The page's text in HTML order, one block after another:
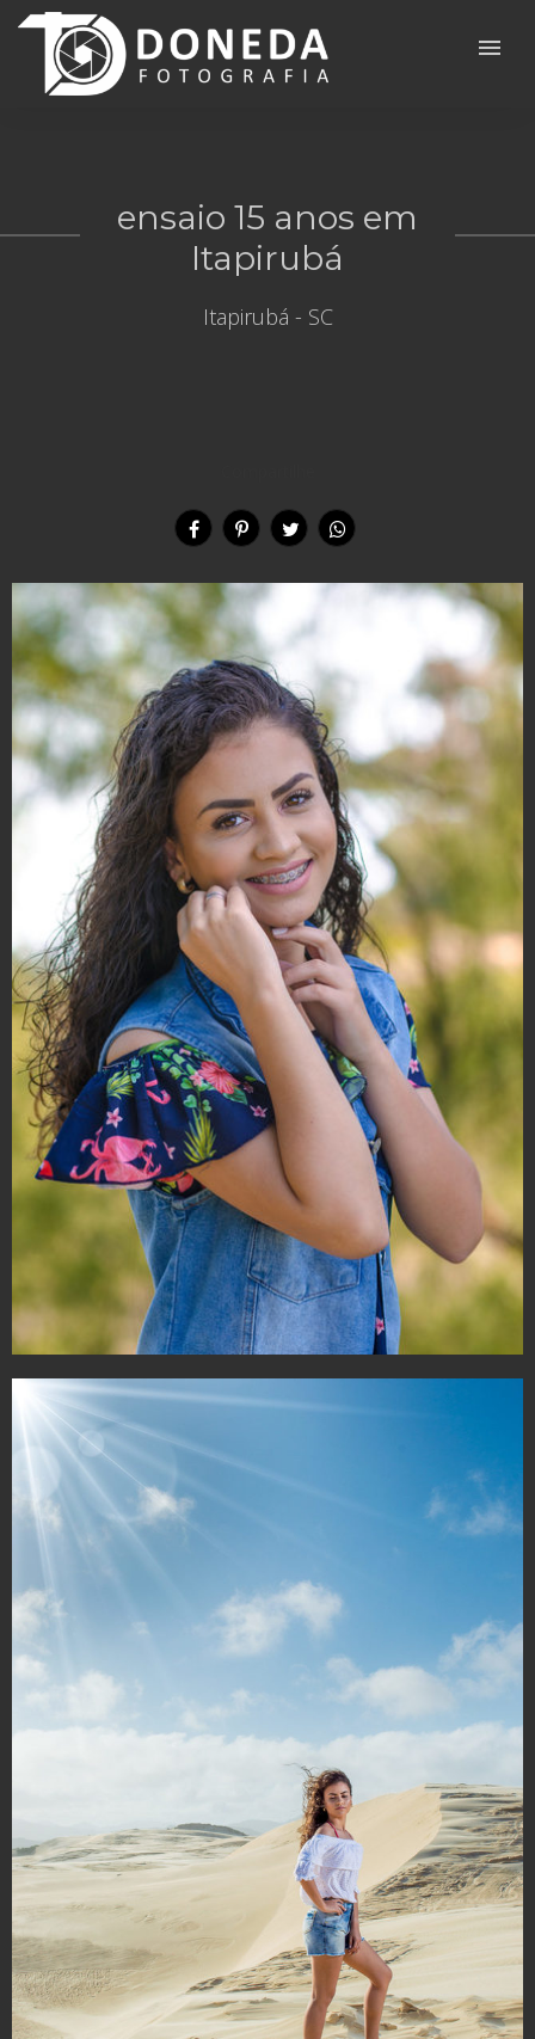
menu
ensaio 15 anos em
Itapirubá
Itapirubá - SC